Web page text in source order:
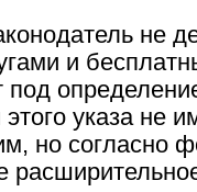
не
и
под
указа не
но согласно